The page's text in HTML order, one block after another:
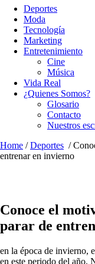
Deportes
Moda
Tecnología
Marketing
Entretenimiento
Cine
Música
Vida Real
¿Quienes Somos?
Glosario
Contacto
Nuestros
Home /Deportes /
entrenar en invierno
Conoce el
parar de
en la época de invierno,
en este periodo del año.